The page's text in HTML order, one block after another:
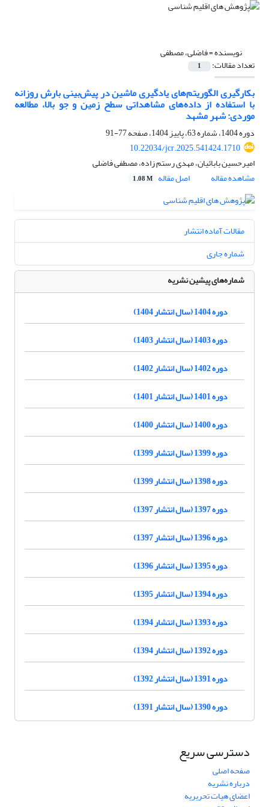
نویسنده =فاضلی، مصطفی
تعداد مقالات: 1
بکارگیری الگوریتم‌های یادگیری ماشین در پیش‌بینی بارش روزانه
با استفاده از داده‌های مشاهداتی سطح زمین و جو بالا، مطالعه
موردی: شهر مشهد
دوره 1404، شماره 63، پاییز 1404، صفحه
77-91
10.22034/jcr.2025.541424.1710
امیرحسین بابائیان، مهدی رستم زاده، مصطفی فاضلی
مشاهده مقاله
اصل مقاله 1.08 M
مقالات آماده انتشار
شماره جاری
شماره‌های پیشین نشریه
دوره 1404 (سال انتشار 1404)
دوره 1403 (سال انتشار 1403)
دوره 1402 (سال انتشار 1402)
دوره 1401 (سال انتشار 1401)
دوره 1400 (سال انتشار 1400)
دوره 1399 (سال انتشار 1399)
دوره 1398 (سال انتشار 1399)
دوره 1397 (سال انتشار 1397)
دوره 1396 (سال انتشار 1397)
دوره 1395 (سال انتشار 1396)
دوره 1394 (سال انتشار 1395)
دوره 1393 (سال انتشار 1394)
دوره 1392 (سال انتشار 1394)
دوره 1391 (سال انتشار 1392)
دوره 1390 (سال انتشار 1391)
دسترسی سریع
صفحه اصلی
درباره نشریه
اعضای هیات تحریریه